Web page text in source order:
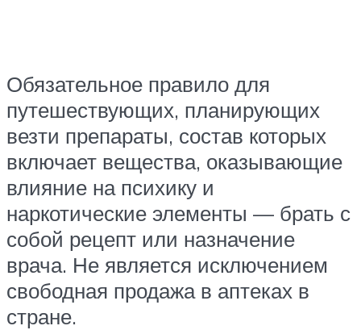
Обязательное правило для
путешествующих, планирующих
везти препараты, состав которых
включает вещества, оказывающие
влияние на психику и
наркотические элементы — брать с
собой рецепт или назначение
врача. Не является исключением
свободная продажа в аптеках в
стране.